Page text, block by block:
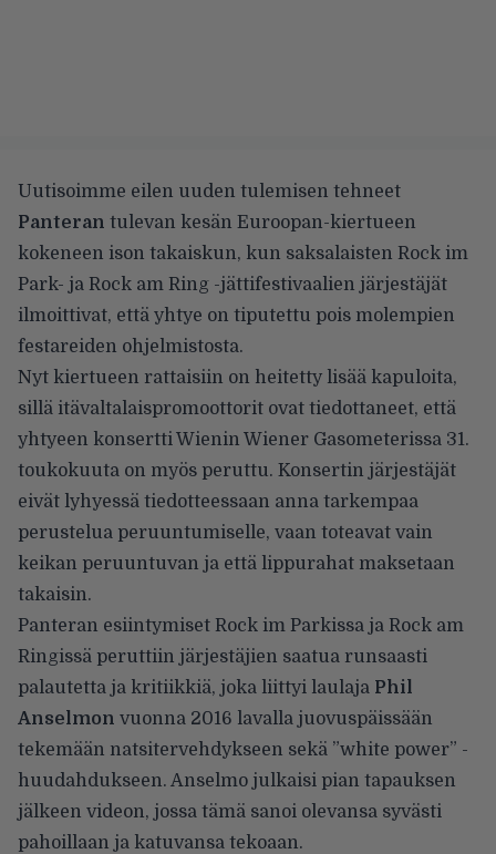
Uutisoimme eilen uuden tulemisen tehneet
Panteran tulevan kesän Euroopan-kiertueen
kokeneen ison takaiskun, kun saksalaisten Rock im
Park- ja Rock am Ring -jättifestivaalien järjestäjät
ilmoittivat, että yhtye on tiputettu pois molempien
festareiden ohjelmistosta.
Nyt kiertueen rattaisiin on heitetty lisää kapuloita,
sillä itävaltalaispromoottorit ovat tiedottaneet, että
yhtyeen konsertti Wienin Wiener Gasometerissa 31.
toukokuuta on myös peruttu. Konsertin järjestäjät
eivät lyhyessä tiedotteessaan anna tarkempaa
perustelua peruuntumiselle, vaan toteavat vain
keikan peruuntuvan ja että lippurahat maksetaan
takaisin.
Panteran esiintymiset Rock im Parkissa ja Rock am
Ringissä peruttiin järjestäjien saatua runsaasti
palautetta ja kritiikkiä, joka liittyi laulaja Phil
Anselmon vuonna 2016 lavalla juovuspäissään
tekemään natsitervehdykseen sekä ”white power” -
huudahdukseen. Anselmo julkaisi pian tapauksen
jälkeen videon, jossa tämä sanoi olevansa syvästi
pahoillaan ja katuvansa tekoaan.